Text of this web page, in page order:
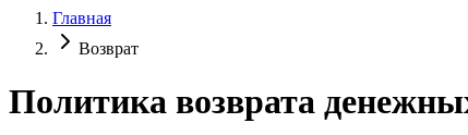
Главная
Возврат
Политика возврата